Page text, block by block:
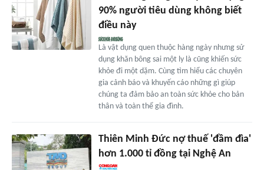
90% người tiêu dùng không biết
điều này
Là vật dụng quen thuộc hàng ngày nhưng sử
dụng khăn bông sai một ly là cũng khiến sức
khỏe đi một dặm. Cùng tìm hiểu các chuyên
gia cảnh báo và khuyến cáo những gì giúp
chúng ta đảm bảo an toàn sức khỏe cho bản
thân và toàn thể gia đình.
Thiên Minh Đức nợ thuế 'đầm đìa'
hơn 1.000 tỉ đồng tại Nghệ An